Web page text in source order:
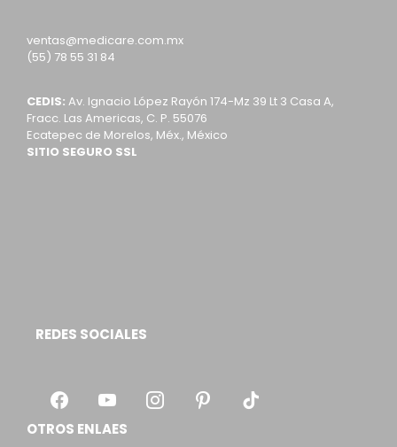
ventas@medicare.com.mx
(55) 78 55 31 84
CEDIS: Av. Ignacio López Rayón 174-Mz 39 Lt 3 Casa A,
Fracc. Las Americas, C. P. 55076
Ecatepec de Morelos, Méx., México
SITIO SEGURO SSL
REDES SOCIALES
OTROS ENLAES